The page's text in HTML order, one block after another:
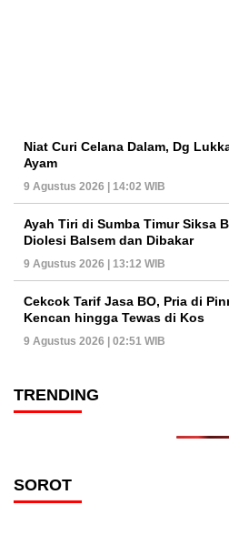
Niat Curi Celana Dalam, Dg
Ayam
9 Agustus 2026 | 14:02 WIB
Ayah Tiri di Sumba Timur Siksa
Diolesi Balsem dan Dibakar
9 Agustus 2026 | 13:12 WIB
Cekcok Tarif Jasa BO, Pria di
Kencan hingga Tewas di Kos
9 Agustus 2026 | 02:51 WIB
TRENDING
SOROT